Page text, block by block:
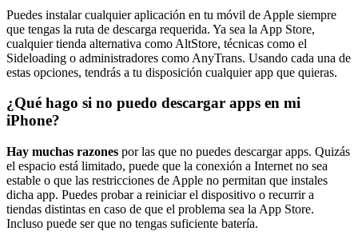
Puedes instalar cualquier aplicación en tu móvil de Apple siempre
que tengas la ruta de descarga requerida. Ya sea la App Store,
cualquier tienda alternativa como AltStore, técnicas como el
Sideloading o administradores como AnyTrans. Usando cada una de
estas opciones, tendrás a tu disposición cualquier app que quieras.
¿Qué hago si no puedo descargar apps en mi
iPhone?
Hay muchas razones por las que no puedes descargar apps. Quizás
el espacio está limitado, puede que la conexión a Internet no sea
estable o que las restricciones de Apple no permitan que instales
dicha app. Puedes probar a reiniciar el dispositivo o recurrir a
tiendas distintas en caso de que el problema sea la App Store.
Incluso puede ser que no tengas suficiente batería.